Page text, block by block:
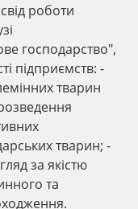
роботи
господарство",
підприємств: -
тварин
тварин; -
за якістю
та